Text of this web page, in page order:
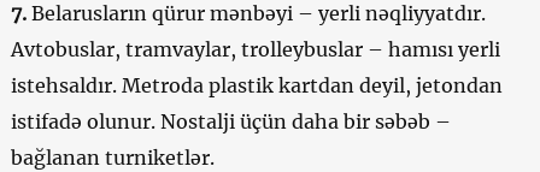
7.Belarusların qürur mənbəyi – yerli nəqliyyatdır.
Avtobuslar, tramvaylar, trolleybuslar – hamısı yerli
istehsaldır. Metroda plastik kartdan deyil, jetondan
istifadə olunur. Nostalji üçün daha bir səbəb –
bağlanan turniketlər.